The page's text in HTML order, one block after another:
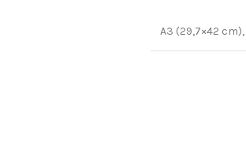
A3 (29,7×42 cm),